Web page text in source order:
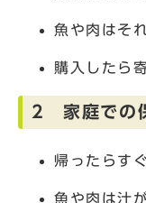
魚や肉はそ
購入したら
2 家庭での
帰ったらす
魚や肉は汁